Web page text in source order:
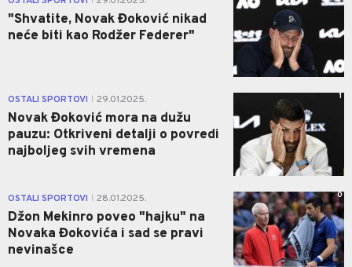
"Shvatite, Novak Đoković nikad
neće biti kao Rodžer Federer"
OSTALI SPORTOVI 29.01.2025.
Novak Đoković mora na dužu
pauzu: Otkriveni detalji o povredi
najboljeg svih vremena
1
OSTALI SPORTOVI 28.01.2025.
Džon Mekinro poveo "hajku" na
Novaka Đokovića i sad se pravi
nevinašce
0